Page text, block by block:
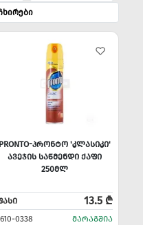
PRONTO-ᲞᲠᲝᲜᲢᲝ 'ᲙᲚᲐᲡᲘᲙᲘ'
ᲐᲕᲔᲯᲘᲡ ᲡᲐᲬᲛᲔᲜᲓᲘ ᲥᲐᲤᲘ
250ᲛᲚ
13.5 ₾
0338 ᲛᲐᲠᲐᲒᲨᲘᲐ